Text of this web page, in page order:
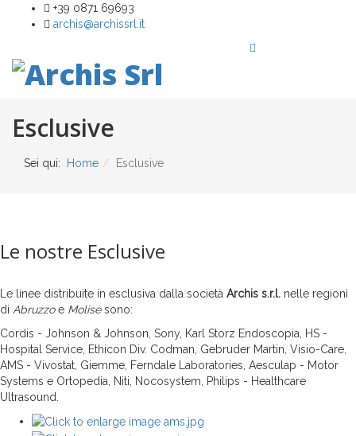
+39 0871 69693
archis@archissrl.it
Esclusive
Sei qui: Home Esclusive
Le nostre Esclusive
Le linee distribuite in esclusiva dalla società Archis s.r.l. nelle regioni
di Abruzzoe Molisesono:
Cordis - Johnson & Johnson, Sony, Karl Storz Endoscopia, HS -
Hospital Service, Ethicon Div. Codman, Gebruder Martin, Visio-Care,
AMS - Vivostat, Giemme, Ferndale Laboratories, Aesculap - Motor
Systems e Ortopedia, Niti, Nocosystem, Philips - Healthcare
Ultrasound.